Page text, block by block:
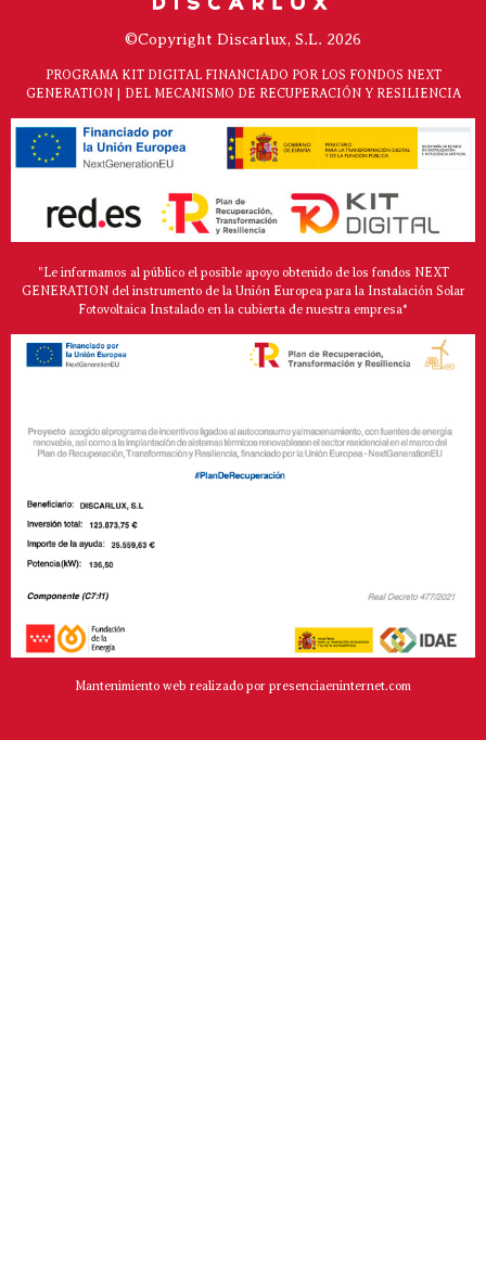
©Copyright Discarlux, S.L. 2026
PROGRAMA KIT DIGITAL FINANCIADO POR LOS FONDOS NEXT
GENERATION | DEL MECANISMO DE RECUPERACIÓN Y RESILIENCIA
"Le informamos al público el posible apoyo obtenido de los fondos NEXT
GENERATION del instrumento de la Unión Europea para la Instalación Solar
Fotovoltaica Instalado en la cubierta de nuestra empresa*
Mantenimiento web realizado por presenciaeninternet.com